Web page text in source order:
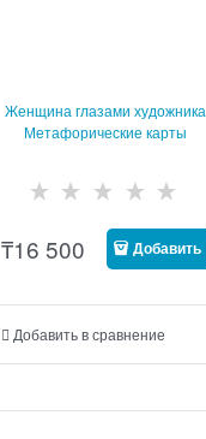
Женщина глазами художника
Метафорические карты
₸16 500 Добавить
Добавить в сравнение